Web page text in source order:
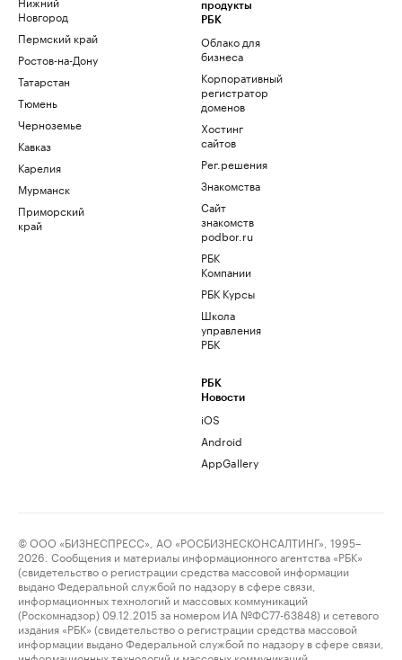
Новгород
Пермский край
Ростов-на-Дону
Татарстан
Тюмень
Черноземье
Кавказ
Карелия
Мурманск
Приморский
край
продукты
РБК
Облако для
бизнеса
Корпоративный
регистратор
доменов
Хостинг
сайтов
Рег.решения
Знакомства
Сайт
знакомств
podbor.ru
РБК
Компании
РБК Курсы
Школа
управления
РБК
РБК
Новости
iOS
Android
AppGallery
© ООО «БИЗНЕСПРЕСС», АО «РОСБИЗНЕСКОНСАЛТИНГ», 1995–
2026. Сообщения и материалы информационного агентства «РБК»
(свидетельство о регистрации средства массовой информации
выдано Федеральной службой по надзору в сфере связи,
информационных технологий и массовых коммуникаций
(Роскомнадзор) 09.12.2015 за номером ИА №ФС77-63848) и сетевого
издания «РБК» (свидетельство о регистрации средства массовой
информации выдано Федеральной службой по надзору в сфере связи,